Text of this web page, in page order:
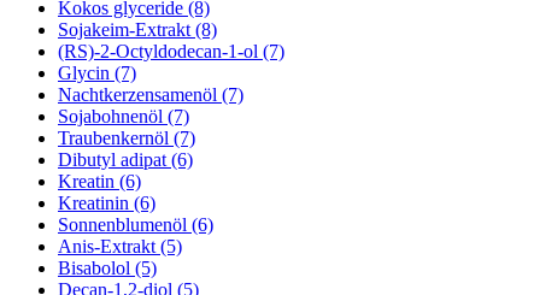
Kokos glyceride (8)
Sojakeim-Extrakt (8)
(RS)-2-Octyldodecan-1-ol (7)
Glycin (7)
Nachtkerzensamenöl (7)
Sojabohnenöl (7)
Traubenkernöl (7)
Dibutyl adipat (6)
Kreatin (6)
Kreatinin (6)
Sonnenblumenöl (6)
Anis-Extrakt (5)
Bisabolol (5)
Decan-1,2-diol (5)